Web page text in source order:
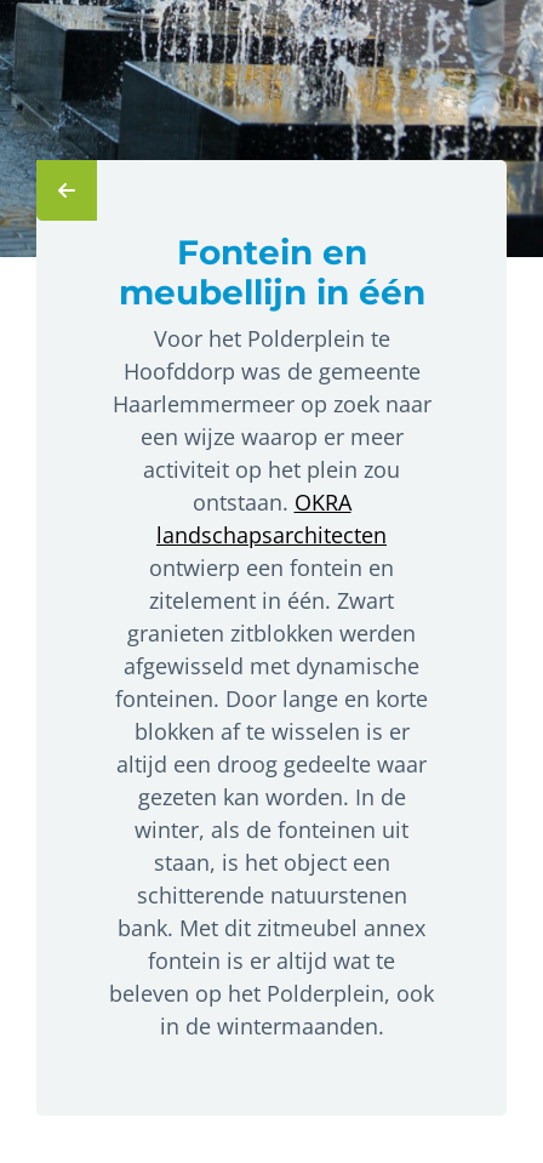
Fontein en
meubellijn in één
Voor het Polderplein te
Hoofddorp was de gemeente
Haarlemmermeer op zoek naar
een wijze waarop er meer
activiteit op het plein zou
ontstaan. OKRA
landschapsarchitecten
ontwierp een fontein en
zitelement in één. Zwart
granieten zitblokken werden
afgewisseld met dynamische
fonteinen. Door lange en korte
blokken af te wisselen is er
altijd een droog gedeelte waar
gezeten kan worden. In de
winter, als de fonteinen uit
staan, is het object een
schitterende natuurstenen
bank. Met dit zitmeubel annex
fontein is er altijd wat te
beleven op het Polderplein, ook
in de wintermaanden.